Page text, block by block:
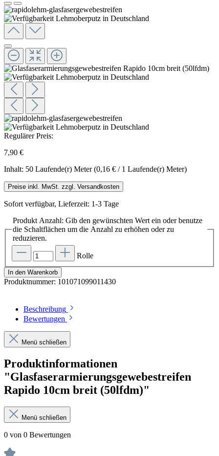
Regulärer Preis:
7,90 €
Inhalt: 50 Laufende(r) Meter(0,16 € / 1 Laufende(r) Meter)
Preise inkl. MwSt. zzgl. Versandkosten
Sofort verfügbar, Lieferzeit: 1-3 Tage
Produkt Anzahl: Gib den gewünschten Wert ein oder benutze
die Schaltflächen um die Anzahl zu erhöhen oder zu
reduzieren.
Rolle
In den Warenkorb
Produktnummer: 101071099011430
Beschreibung
Bewertungen
Menü schließen
Produktinformationen
"Glasfaserarmierungsgewebestreifen
Rapido 10cm breit (50lfdm)"
Menü schließen
0 von 0 Bewertungen